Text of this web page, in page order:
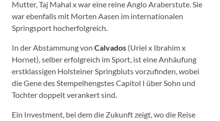
Mutter, Taj Mahal x war eine reine Anglo Araberstute. Sie
war ebenfalls mit Morten Aasen im internationalen
Springsport hocherfolgreich.
In der Abstammung von Calvados (Uriel x Ibrahim x
Hornet), selber erfolgreich im Sport, ist eine Anhäufung
erstklassigen Holsteiner Springbluts vorzufinden, wobei
die Gene des Stempelhengstes Capitol I über Sohn und
Tochter doppelt verankert sind.
Ein Investment, bei dem die Zukunft zeigt, wo die Reise